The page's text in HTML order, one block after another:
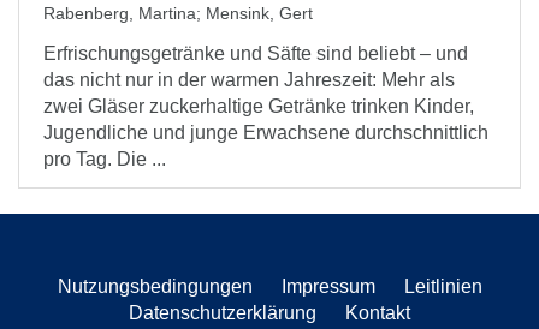
Rabenberg, Martina; Mensink, Gert
Erfrischungsgetränke und Säfte sind beliebt – und
das nicht nur in der warmen Jahreszeit: Mehr als
zwei Gläser zuckerhaltige Getränke trinken Kinder,
Jugendliche und junge Erwachsene durchschnittlich
pro Tag. Die ...
Nutzungsbedingungen Impressum
Leitlinien
Datenschutzerklärung
Kontakt